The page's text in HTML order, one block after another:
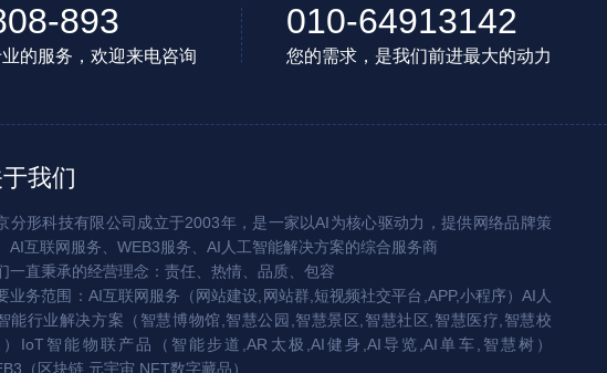
893
的服务，欢迎来电咨询
010-64913142
您的需求，是我们前进最大的动力
我们
分形科技有限公司成立于2003年，是一家以AI为核心驱动力，提供网络品牌策
AI互联网服务、WEB3服务、AI人工智能解决方案的综合服务商
一直秉承的经营理念：责任、热情、品质、包容
业务范围：AI互联网服务（网站建设,网站群,短视频社交平台,APP,小程序）AI人
能行业解决方案（智慧博物馆,智慧公园,智慧景区,智慧社区,智慧医疗,智慧校
）IoT智能物联产品（智能步道,AR太极,AI健身,AI导览,AI单车,智慧树）
（区块链,元宇宙,NFT数字藏品）